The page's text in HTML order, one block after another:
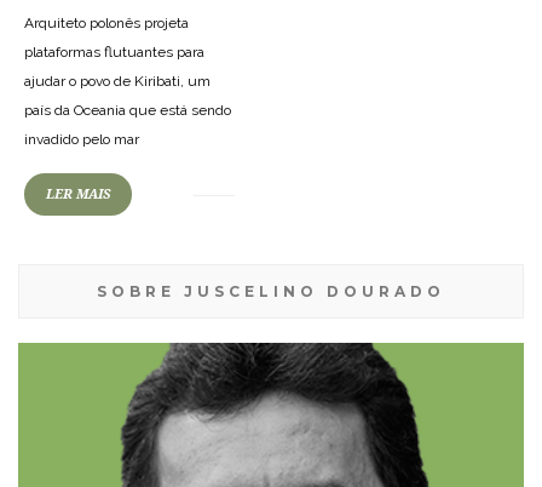
Arquiteto polonês projeta
plataformas flutuantes para
ajudar o povo de Kiribati, um
país da Oceania que está sendo
invadido pelo mar
LER MAIS
SOBRE JUSCELINO DOURADO